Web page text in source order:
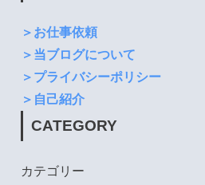
＞お仕事依頼
＞当ブログについて
＞プライバシーポリシー
＞自己紹介
CATEGORY
カテゴリー